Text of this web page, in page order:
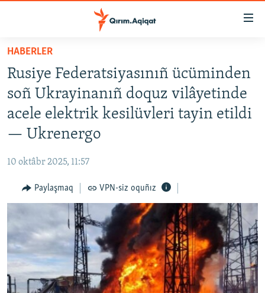
Esas
qaytmaq
Baş
navigatsiyağa
qaytmaq
Qıdıruvğa
SİYASET
İQTİSADİYAT
CEMİYET
İNSAN AQLARI
VİDEO
BLOGLAR
FİKİR
Русский
HABERLER
Rusiye Federatsiyasınıñ ücüminden
soñ Ukrayinanıñ doquz vilâyetinde
acele elektrik kesilüvleri tayin etildi
— Ukrenergo
10 oktâbr 2025, 11:57
Paylaşmaq VPN-siz oquñız